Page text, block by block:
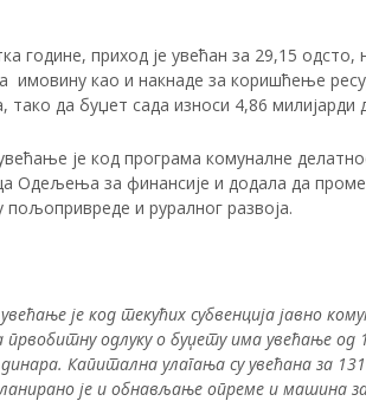
године, приход је увећан за 29,15 одсто,
имовину као и накнаде за коришћење
тако да буџет сада износи 4,86 милијарди
је код програма комуналне
Одељења за финансије и додала да
пољопривреде и руралног развоја.
је код текућих субвенција јавно
првобитну одлуку о буџету има увећање од
Капитална улагања су увећана за
је и обнављање опреме и машина за